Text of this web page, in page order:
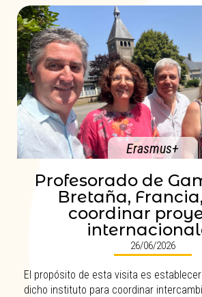
Erasmus+
Profesorado de
Bretaña,
coordinar
26/06/2026
El propósito de esta visita es
dicho instituto para coordinar